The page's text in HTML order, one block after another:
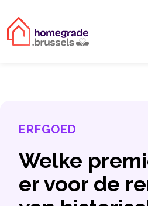
ERFGOED
Welke
er voor de